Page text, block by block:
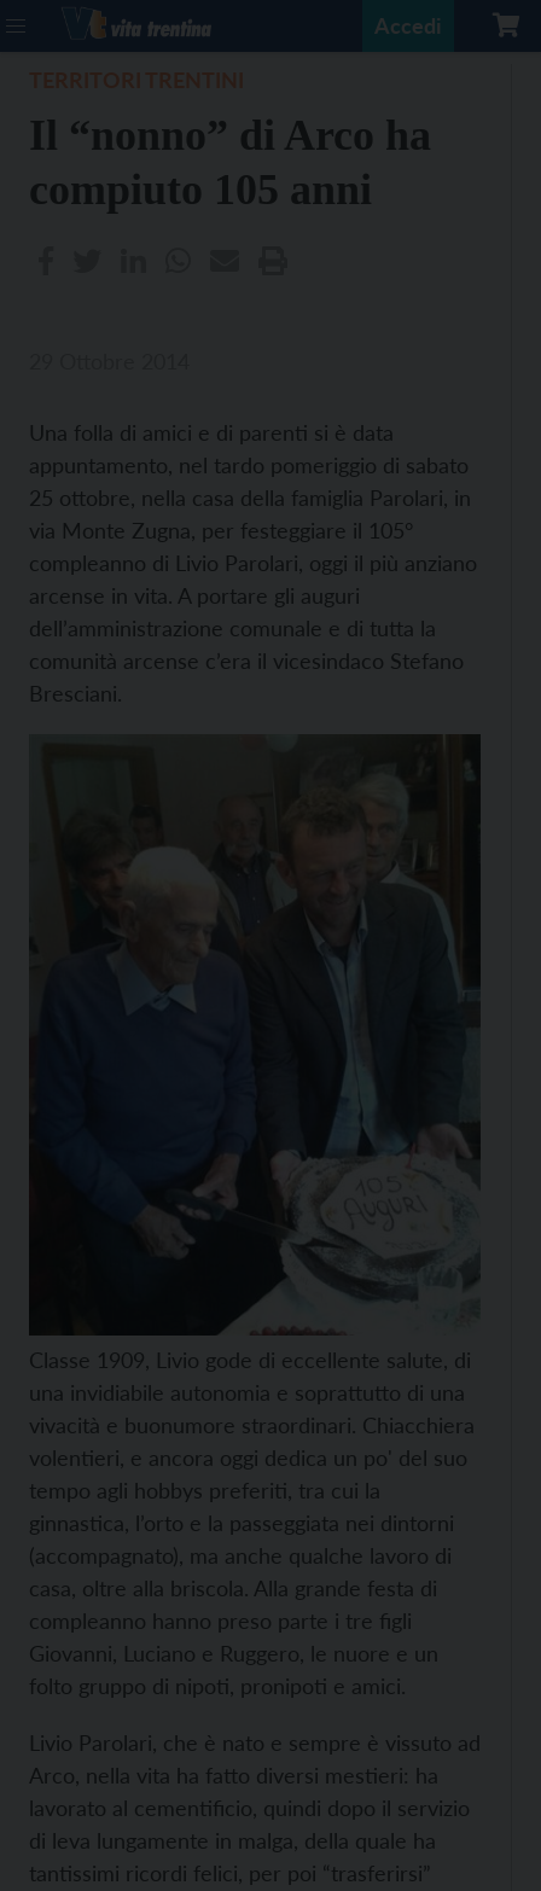
Accedi
Il “nonno” di Arco ha
compiuto 105 anni
Una folla di amici e di parenti si è data
appuntamento, nel tardo pomeriggio di sabato
25 ottobre, nella casa della famiglia Parolari, in
via Monte Zugna, per festeggiare il 105°
compleanno di Livio Parolari, oggi il più anziano
arcense in vita. A portare gli auguri
dell’amministrazione comunale e di tutta la
comunità arcense c’era il vicesindaco Stefano
Bresciani.
Classe 1909, Livio gode di eccellente salute, di
una invidiabile autonomia e soprattutto di una
vivacità e buonumore straordinari. Chiacchiera
volentieri, e ancora oggi dedica un po' del suo
tempo agli hobbys preferiti, tra cui la
ginnastica, l’orto e la passeggiata nei dintorni
(accompagnato), ma anche qualche lavoro di
casa, oltre alla briscola. Alla grande festa di
compleanno hanno preso parte i tre figli
Giovanni, Luciano e Ruggero, le nuore e un
folto gruppo di nipoti, pronipoti e amici.
Livio Parolari, che è nato e sempre è vissuto ad
Arco, nella vita ha fatto diversi mestieri: ha
lavorato al cementificio, quindi dopo il servizio
di leva lungamente in malga, della quale ha
tantissimi ricordi felici, per poi “trasferirsi”